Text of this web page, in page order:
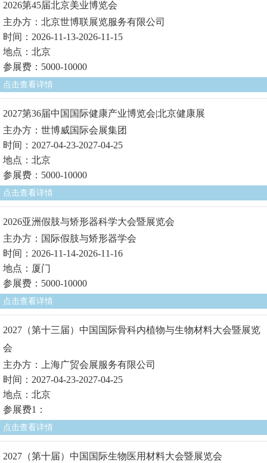
2026第45届北京美业博览会
主办方：北京世博联展览服务有限公司
时间：2026-11-13-2026-11-15
地点：北京
参展费：5000-10000
点击查看详情
2027第36届中国国际健康产业博览会|北京健康展
主办方：世博威国际会展集团
时间：2027-04-23-2027-04-25
地点：北京
参展费：5000-10000
点击查看详情
2026亚洲假肢与矫形器科学大会暨展览会
主办方：国际假肢与矫形器学会
时间：2026-11-14-2026-11-16
地点：厦门
参展费：5000-10000
点击查看详情
2027（第十三届）中国国际骨科内植物与生物材料大会暨展览
会
主办方：上海广贸会展服务有限公司
时间：2027-04-23-2027-04-25
地点：北京
参展费1：
点击查看详情
2027（第十届）中国国际生物医用材料大会暨展览会